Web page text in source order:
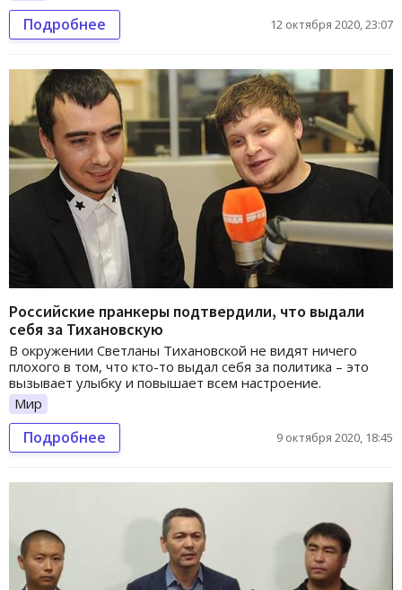
Подробнее 12 октября 2020, 23:07
Российские пранкеры подтвердили, что выдали
себя за Тихановскую
В окружении Светланы Тихановской не видят ничего
плохого в том, что кто-то выдал себя за политика – это
вызывает улыбку и повышает всем настроение.
Мир
Подробнее 9 октября 2020, 18:45